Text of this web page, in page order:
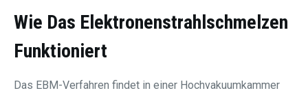
Wie Das Elektronenstrahlschmelzen
Funktioniert
Das EBM-Verfahren findet in einer Hochvakuumkammer